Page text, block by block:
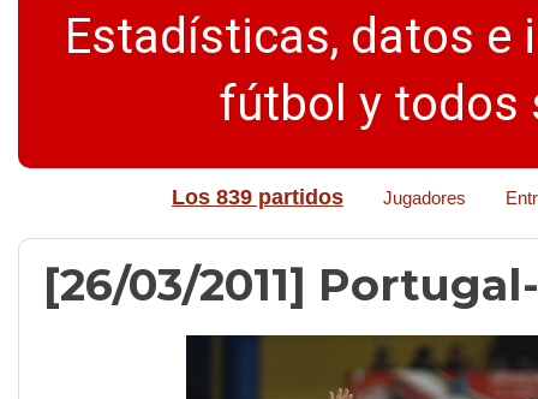
Estadísticas, datos e
fútbol y todos
Los 839 partidos Jugadores
[26/03/2011]